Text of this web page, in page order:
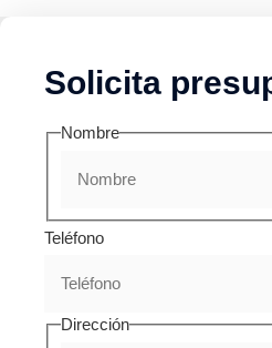
Solicita
Nombre
Teléfono
Dirección